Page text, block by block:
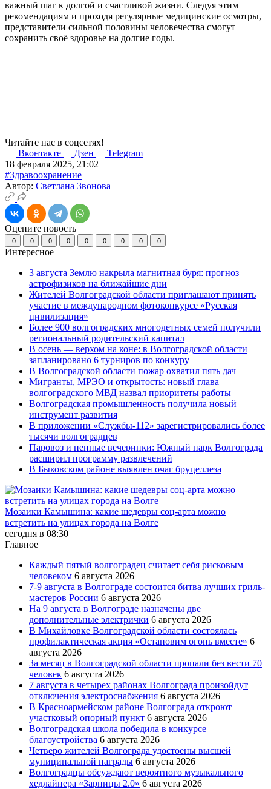
важный шаг к долгой и счастливой жизни. Следуя этим
рекомендациям и проходя регулярные медицинские осмотры,
представители сильной половины человечества смогут
сохранить своё здоровье на долгие годы.
Читайте нас в соцсетях!
Вконтакте
Дзен
Telegram
18 февраля 2025, 21:02
#Здравоохранение
Автор: Светлана Звонова
Оцените новость
0 0 0 0 0 0 0 0 0
Интересное
3 августа Землю накрыла магнитная буря: прогноз
астрофизиков на ближайшие дни
Жителей Волгоградской области приглашают принять
участие в международном фотоконкурсе «Русская
цивилизация»
Более 900 волгоградских многодетных семей получили
региональный родительский капитал
В осень — верхом на коне: в Волгоградской области
запланировано 6 турниров по конкуру
В Волгоградской области пожар охватил пять дач
Мигранты, МРЭО и открытость: новый глава
волгоградского МВД назвал приоритеты работы
Волгоградская промышленность получила новый
инструмент развития
В приложении «Службы-112» зарегистрировались более
тысячи волгоградцев
Паровоз и пенные вечеринки: Южный парк Волгограда
расширил программу развлечений
В Быковском районе выявлен очаг бруцеллеза
Мозаики Камышина: какие шедевры соц-арта можно
встретить на улицах города на Волге
сегодня в 08:30
Главное
Каждый пятый волгоградец считает себя рисковым
человеком 6 августа 2026
7-9 августа в Волгограде состоится битва лучших гриль-
мастеров России 6 августа 2026
На 9 августа в Волгограде назначены две
дополнительные электрички 6 августа 2026
В Михайловке Волгоградской области состоялась
профилактическая акция «Остановим огонь вместе» 6
августа 2026
За месяц в Волгоградской области пропали без вести 70
человек 6 августа 2026
7 августа в четырех районах Волгограда произойдут
отключения электроснабжения 6 августа 2026
В Красноармейском районе Волгограда откроют
участковый опорный пункт 6 августа 2026
Волгоградская школа победила в конкурсе
благоустройства 6 августа 2026
Четверо жителей Волгограда удостоены высшей
муниципальной награды 6 августа 2026
Волгоградцы обсуждают вероятного музыкального
хедлайнера «Зарницы 2.0» 6 августа 2026